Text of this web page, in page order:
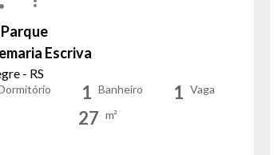
Escriva
- RS
1 Banheiro 1 Vaga
27 m²